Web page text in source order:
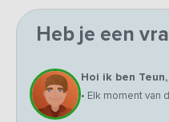
Heb je een
Hoi ik ben
• Elk moment van